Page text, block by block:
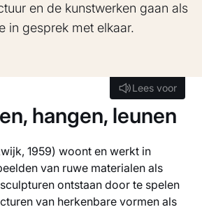
en de kunstwerken gaan als
in gesprek met elkaar.
Lees voor
Lees voor
hangen, leunen
1959) woont en werkt in
van ruwe materialen als
ontstaan door te spelen
van herkenbare vormen als